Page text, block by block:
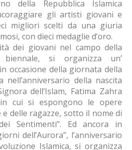
della Repubblica Islamica
gli artisti giovani e
migliori scelti da una giuria
con dieci medaglie d’oro.
dei giovani nel campo della
si organizza un’
occasione della giornata della
nell’anniversario della nascita
dell’Islam, Fatima Zahra
cui si espongono le opere
delle ragazze, sotto il nome di
Sentimenti”. Ed ancora in
dell’Aurora”, l’anniversario
Islamica, si organizza